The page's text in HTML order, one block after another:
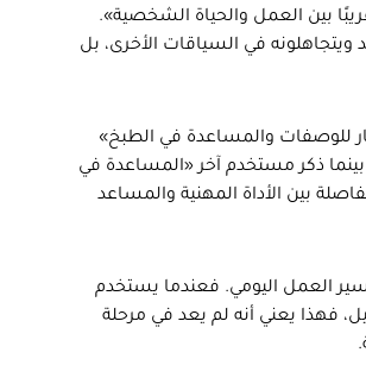
تقريبًا بين العمل والحياة الشخصية».
ويتجاهلونه في السياقات الأخرى، بل
للوصفات والمساعدة في الطبخ»
بينما ذكر مستخدم آخر «المساعدة في
بين الأداة المهنية والمساعد
العمل اليومي. فعندما يستخدم
فهذا يعني أنه لم يعد في مرحلة